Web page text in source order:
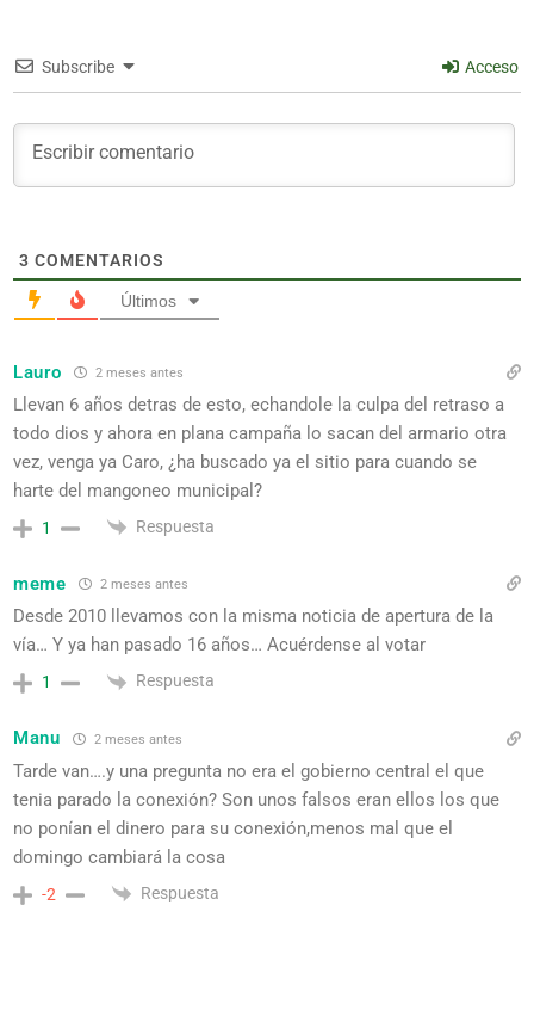
Subscribe Acceso
3 COMENTARIOS
Últimos
Lauro 2 meses antes
Llevan 6 años detras de esto, echandole la culpa del retraso a
todo dios y ahora en plana campaña lo sacan del armario otra
vez, venga ya Caro, ¿ha buscado ya el sitio para cuando se
harte del mangoneo municipal?
1 Respuesta
meme 2 meses antes
Desde 2010 llevamos con la misma noticia de apertura de la
vía… Y ya han pasado 16 años… Acuérdense al votar
1 Respuesta
Manu 2 meses antes
Tarde van….y una pregunta no era el gobierno central el que
tenia parado la conexión? Son unos falsos eran ellos los que
no ponían el dinero para su conexión,menos mal que el
domingo cambiará la cosa
-2 Respuesta